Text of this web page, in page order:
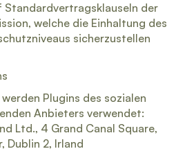
Standardvertragsklauseln der
welche die Einhaltung des
sicherzustellen
Plugins des sozialen
Anbieters verwendet:
Ltd., 4 Grand Canal Square,
Dublin 2, Irland